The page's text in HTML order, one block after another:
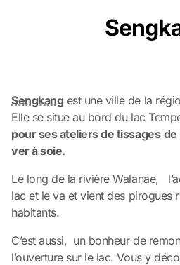
Sengkang est une ville de la
Elle se situe au bord du lac
pour ses ateliers de tissages de
ver à soie.
Le long de la rivière Walanae,
lac et le va et vient des pirogues
habitants.
C’est aussi, un bonheur de
l’ouverture sur le lac. Vous y